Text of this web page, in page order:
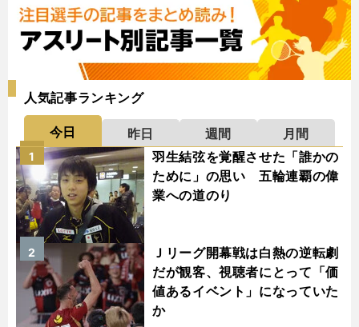
人気記事ランキング
今日 昨日 週間
月間
羽生結弦を覚醒させた「誰かの
ために」の思い 五輪連覇の偉
業への道のり
1
Ｊリーグ開幕戦は白熱の逆転劇
だが観客、視聴者にとって「価
値あるイベント」になっていた
か
2